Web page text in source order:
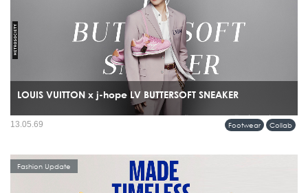
LOUIS VUITTON x j-hope LV BUTTERSOFT SNEAKER
รุ่นพิเศษร่วมกับ j-hope สมาชิกวง BTS โดยรองเท้าคู่นี้ไม่ได้ถูกสร้างขึ้นเพื่อแฟชั่น
Footwear Collab
13.05.69
Fashion Update